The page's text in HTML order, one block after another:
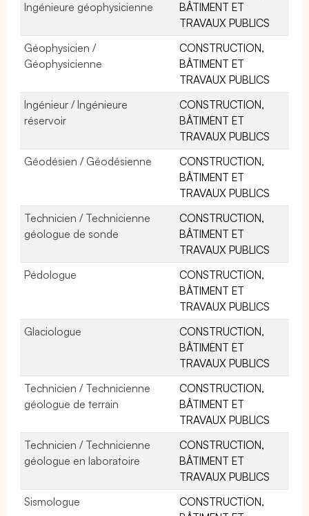
Ingénieure géophysicienne
BÂTIMENT ET
TRAVAUX PUBLICS
Géophysicien /
Géophysicienne
CONSTRUCTION,
BÂTIMENT ET
TRAVAUX PUBLICS
Ingénieur / Ingénieure
réservoir
CONSTRUCTION,
BÂTIMENT ET
TRAVAUX PUBLICS
Géodésien / Géodésienne
CONSTRUCTION,
BÂTIMENT ET
TRAVAUX PUBLICS
Technicien / Technicienne
géologue de sonde
CONSTRUCTION,
BÂTIMENT ET
TRAVAUX PUBLICS
Pédologue
CONSTRUCTION,
BÂTIMENT ET
TRAVAUX PUBLICS
Glaciologue
CONSTRUCTION,
BÂTIMENT ET
TRAVAUX PUBLICS
Technicien / Technicienne
géologue de terrain
CONSTRUCTION,
BÂTIMENT ET
TRAVAUX PUBLICS
Technicien / Technicienne
géologue en laboratoire
CONSTRUCTION,
BÂTIMENT ET
TRAVAUX PUBLICS
Sismologue
CONSTRUCTION,